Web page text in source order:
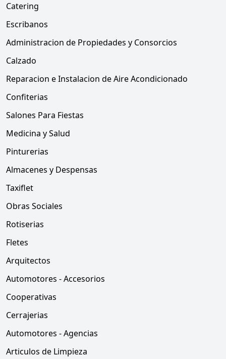
Catering
Escribanos
Administracion de Propiedades y Consorcios
Calzado
Reparacion e Instalacion de Aire Acondicionado
Confiterias
Salones Para Fiestas
Medicina y Salud
Pinturerias
Almacenes y Despensas
Taxiflet
Obras Sociales
Rotiserias
Fletes
Arquitectos
Automotores - Accesorios
Cooperativas
Cerrajerias
Automotores - Agencias
Articulos de Limpieza